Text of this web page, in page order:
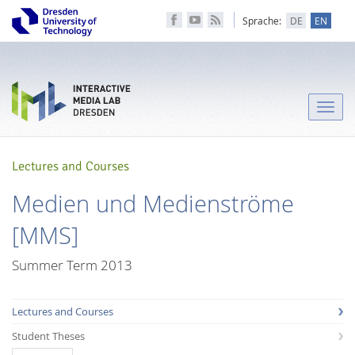
Sprache: DE EN
Toggle
Lectures and Courses
Medien und Medienströme
[MMS]
Summer Term 2013
Lectures and Courses
Student Theses